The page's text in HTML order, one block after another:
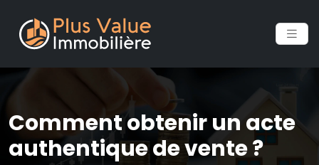
Comment obtenir un acte
authentique de vente ?